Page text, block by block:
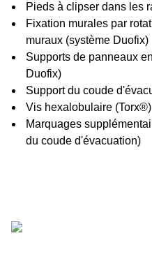
Pieds à clipser dans les
Fixation murales par
muraux (système Duofix)
Supports de panneaux
Duofix)
Support du coude
Vis hexalobulaire (Torx®)
Marquages
du coude d'évacuation)